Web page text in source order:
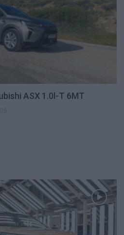
ASX 1.0l-T 6MT